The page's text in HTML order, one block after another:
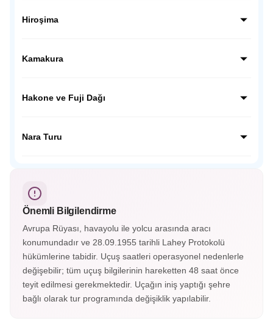
bölgelerinden biri olan DMZ’de rehber eşliğinde özel bir
hikâyesine tanıklık ediyoruz.
Hiroşima
Anıtı Parkı ve Atom Bombası Kubbesi’ni ziyaret ederek
Kamakura
ziyaretimiz sonrası Japon inanışında çok önemli yer tutan
Hakone ve Fuji Dağı
gezeceğiz. Fuji Dağı’nın etekleri olan 5. istasyon olarak
Nara Turu
çevresinde gezinen Nara geyiklerini severek besleyeceğiz.
Önemli Bilgilendirme
Avrupa Rüyası, havayolu ile yolcu arasında aracı
konumundadır ve 28.09.1955 tarihli Lahey Protokolü
hükümlerine tabidir. Uçuş saatleri operasyonel nedenlerle
değişebilir; tüm uçuş bilgilerinin hareketten 48 saat önce
teyit edilmesi gerekmektedir. Uçağın iniş yaptığı şehre
bağlı olarak tur programında değişiklik yapılabilir.